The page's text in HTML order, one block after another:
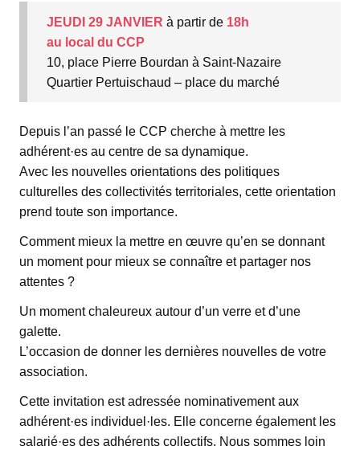
JEUDI 29 JANVIER à partir de 18h
au local du CCP
10, place Pierre Bourdan à Saint-Nazaire
Quartier Pertuischaud – place du marché
Depuis l’an passé le CCP cherche à mettre les
adhérent·es au centre de sa dynamique.
Avec les nouvelles orientations des politiques
culturelles des collectivités territoriales, cette orientation
prend toute son importance.
Comment mieux la mettre en œuvre qu’en se donnant
un moment pour mieux se connaître et partager nos
attentes ?
Un moment chaleureux autour d’un verre et d’une
galette.
L’occasion de donner les dernières nouvelles de votre
association.
Cette invitation est adressée nominativement aux
adhérent·es individuel·les. Elle concerne également les
salarié·es des adhérents collectifs. Nous sommes loin